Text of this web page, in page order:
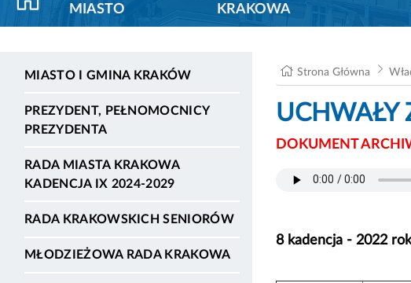
MIASTO
KRAKOWA
MIASTO I GMINA KRAKÓW
PREZYDENT, PEŁNOMOCNICY
PREZYDENTA
RADA MIASTA KRAKOWA
KADENCJA IX 2024-2029
RADA KRAKOWSKICH SENIORÓW
MŁODZIEŻOWA RADA KRAKOWA
Strona Główna
UCHWAŁY
DOKUMENT
8 kadencja - 2022 rok